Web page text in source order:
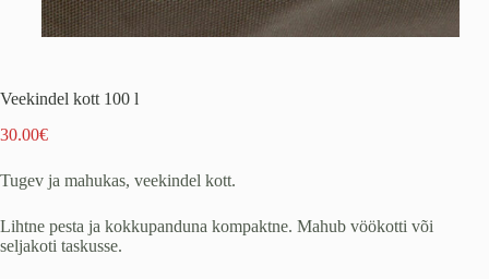
Veekindel kott 100 l
30.00€
Tugev ja mahukas, veekindel kott.
Lihtne pesta ja kokkupanduna kompaktne. Mahub vöökotti või
seljakoti taskusse.